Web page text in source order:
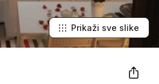
Prikaži sve slike